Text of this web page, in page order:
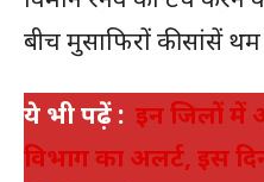
बीच मुसाफिरों की सांसें
ये भी पढ़ें : इन जिलों में
विभाग का अलर्ट, इस